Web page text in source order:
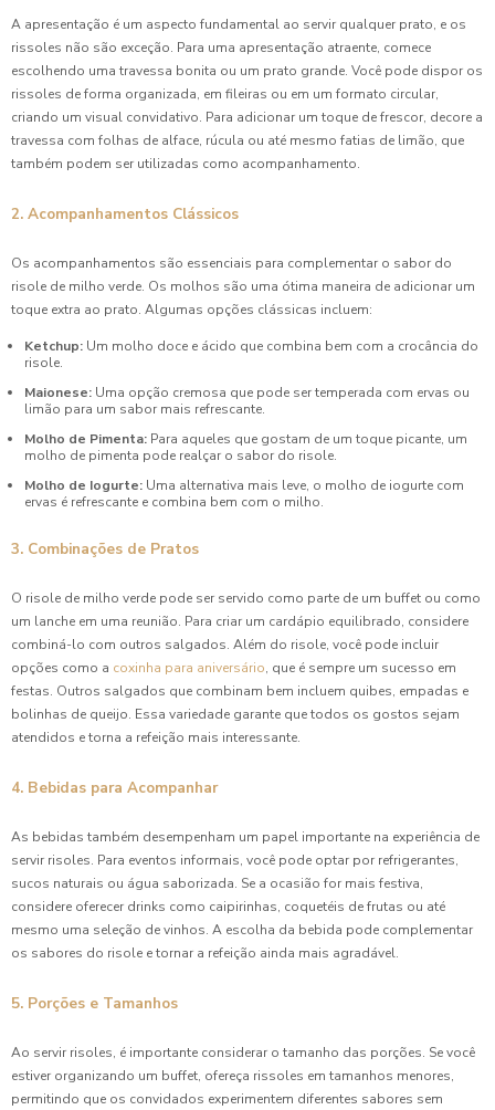
A apresentação é um aspecto fundamental ao servir qualquer prato, e os
rissoles não são exceção. Para uma apresentação atraente, comece
escolhendo uma travessa bonita ou um prato grande. Você pode dispor os
rissoles de forma organizada, em fileiras ou em um formato circular,
criando um visual convidativo. Para adicionar um toque de frescor, decore a
travessa com folhas de alface, rúcula ou até mesmo fatias de limão, que
também podem ser utilizadas como acompanhamento.
2. Acompanhamentos Clássicos
Os acompanhamentos são essenciais para complementar o sabor do
risole de milho verde. Os molhos são uma ótima maneira de adicionar um
toque extra ao prato. Algumas opções clássicas incluem:
Ketchup: Um molho doce e ácido que combina bem com a crocância do
risole.
Maionese: Uma opção cremosa que pode ser temperada com ervas ou
limão para um sabor mais refrescante.
Molho de Pimenta: Para aqueles que gostam de um toque picante, um
molho de pimenta pode realçar o sabor do risole.
Molho de Iogurte: Uma alternativa mais leve, o molho de iogurte com
ervas é refrescante e combina bem com o milho.
3. Combinações de Pratos
O risole de milho verde pode ser servido como parte de um buffet ou como
um lanche em uma reunião. Para criar um cardápio equilibrado, considere
combiná-lo com outros salgados. Além do risole, você pode incluir
opções como a coxinha para aniversário, que é sempre um sucesso em
festas. Outros salgados que combinam bem incluem quibes, empadas e
bolinhas de queijo. Essa variedade garante que todos os gostos sejam
atendidos e torna a refeição mais interessante.
4. Bebidas para Acompanhar
As bebidas também desempenham um papel importante na experiência de
servir risoles. Para eventos informais, você pode optar por refrigerantes,
sucos naturais ou água saborizada. Se a ocasião for mais festiva,
considere oferecer drinks como caipirinhas, coquetéis de frutas ou até
mesmo uma seleção de vinhos. A escolha da bebida pode complementar
os sabores do risole e tornar a refeição ainda mais agradável.
5. Porções e Tamanhos
Ao servir risoles, é importante considerar o tamanho das porções. Se você
estiver organizando um buffet, ofereça rissoles em tamanhos menores,
permitindo que os convidados experimentem diferentes sabores sem